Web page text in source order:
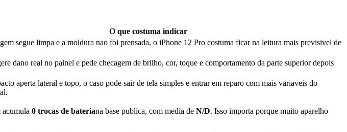
O que costuma indicar
segue limpa e a moldura nao foi prensada, o iPhone 12 Pro costuma ficar na leitura mais previsivel de
dano real no painel e pede checagem de brilho, cor, toque e comportamento da parte superior depois
aperta lateral e topo, o caso pode sair de tela simples e entrar em reparo com mais variaveis do
acumula 0 trocas de bateriana base publica, com media de N/D. Isso importa porque muito aparelho